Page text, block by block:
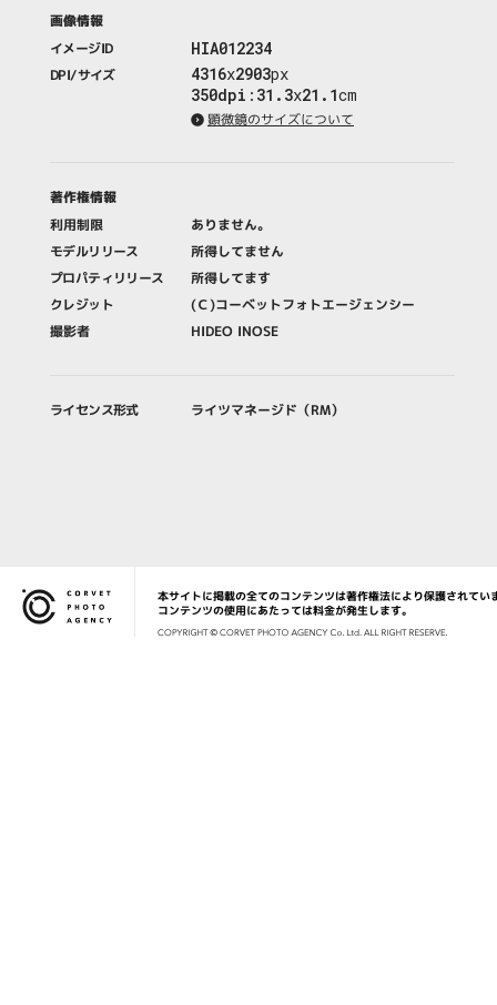
画像情報
イメージID
HIA012234
DPI/サイズ 4316x2903px
350dpi : 31.3x21.1cm
顕微鏡のサイズについて
著作権情報
利用制限
ありません。
モデルリリース
所得してません
プロパティリリース
所得してます
クレジット
(Ｃ)コーベットフォトエージェンシー
撮影者
HIDEO INOSE
ライセンス形式 ライツマネージド（RM）
Corvet Photo Agency
本サイトに掲載の全てのコンテンツは著作権法により保護されてい
コンテンツの使用にあたっては料金が発生します。